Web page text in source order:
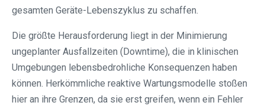
gesamten Geräte-Lebenszyklus zu schaffen.
Die größte Herausforderung liegt in der Minimierung
ungeplanter Ausfallzeiten (Downtime), die in klinischen
Umgebungen lebensbedrohliche Konsequenzen haben
können. Herkömmliche reaktive Wartungsmodelle stoßen
hier an ihre Grenzen, da sie erst greifen, wenn ein Fehler